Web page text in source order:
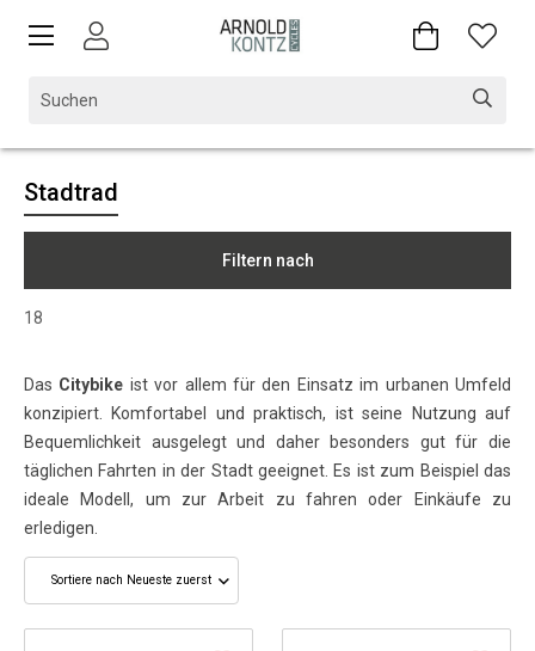
Stadtrad
Filtern nach
18
Das Citybike ist vor allem für den Einsatz im urbanen Umfeld
konzipiert. Komfortabel und praktisch, ist seine Nutzung auf
Bequemlichkeit ausgelegt und daher besonders gut für die
täglichen Fahrten in der Stadt geeignet. Es ist zum Beispiel das
ideale Modell, um zur Arbeit zu fahren oder Einkäufe zu
erledigen.